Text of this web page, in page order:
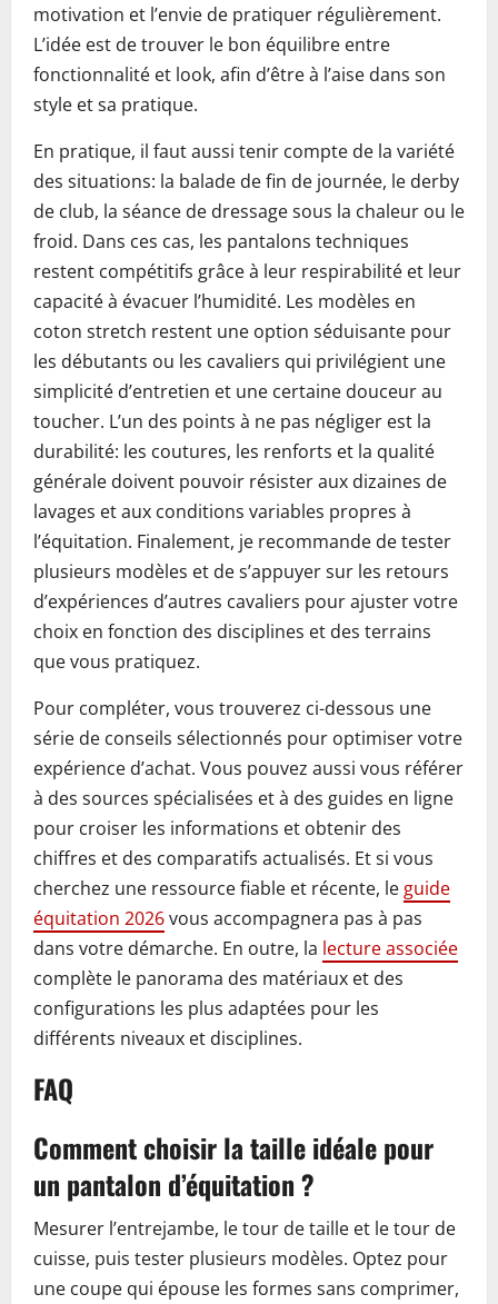
motivation et l’envie de pratiquer régulièrement.
L’idée est de trouver le bon équilibre entre
fonctionnalité et look, afin d’être à l’aise dans son
style et sa pratique.
En pratique, il faut aussi tenir compte de la variété
des situations: la balade de fin de journée, le derby
de club, la séance de dressage sous la chaleur ou le
froid. Dans ces cas, les pantalons techniques
restent compétitifs grâce à leur respirabilité et leur
capacité à évacuer l’humidité. Les modèles en
coton stretch restent une option séduisante pour
les débutants ou les cavaliers qui privilégient une
simplicité d’entretien et une certaine douceur au
toucher. L’un des points à ne pas négliger est la
durabilité: les coutures, les renforts et la qualité
générale doivent pouvoir résister aux dizaines de
lavages et aux conditions variables propres à
l’équitation. Finalement, je recommande de tester
plusieurs modèles et de s’appuyer sur les retours
d’expériences d’autres cavaliers pour ajuster votre
choix en fonction des disciplines et des terrains
que vous pratiquez.
Pour compléter, vous trouverez ci-dessous une
série de conseils sélectionnés pour optimiser votre
expérience d’achat. Vous pouvez aussi vous référer
à des sources spécialisées et à des guides en ligne
pour croiser les informations et obtenir des
chiffres et des comparatifs actualisés. Et si vous
cherchez une ressource fiable et récente, le guide
équitation 2026vous accompagnera pas à pas
dans votre démarche. En outre, la lecture associée
complète le panorama des matériaux et des
configurations les plus adaptées pour les
différents niveaux et disciplines.
FAQ
Comment choisir la taille idéale pour
un pantalon d’équitation ?
Mesurer l’entrejambe, le tour de taille et le tour de
cuisse, puis tester plusieurs modèles. Optez pour
une coupe qui épouse les formes sans comprimer,